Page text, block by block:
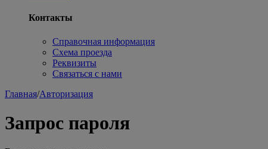
Контакты
Справочная информация
Схема проезда
Реквизиты
Связаться с нами
Главная/Авторизация
Запрос пароля